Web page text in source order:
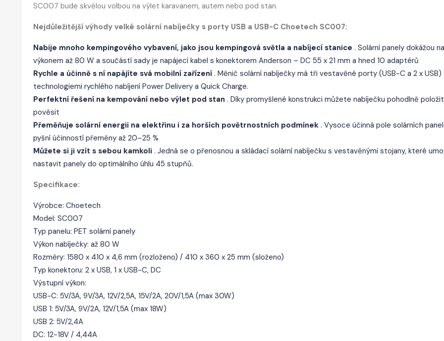
SC007 bude skvělou volbou na výlet karavanem, autem nebo pod stan.
Nejdůležitější výhody velké solární nabíječky s porty USB a USB-C Choetech SC007:
Nabije mnoho kempingového vybavení, jako jsou kempingová světla a nabíjecí stanice . Solární panely dokážou
výkonem až 80 W a součástí sady je napájecí kabel s konektorem Anderson – DC 55 x 21 mm a hned 10 adaptérů
Rychle a účinně s ní napájíte svá mobilní zařízení . Měnič solární nabíječky má tři vestavěné porty (USB-C a 2 x USB)
technologiemi rychlého nabíjení Power Delivery a Quick Charge.
Perfektní řešení na kempování nebo výlet pod stan . Díky promyšlené konstrukci můžete nabíječku pohodlně
pověsit
Přeměňuje solární energii na elektřinu i za horších povětrnostních podmínek . Vysoce účinná pole solárních
pyšní účinností přeměny až 20–25 %
Můžete si ji vzít s sebou kamkoli . Jedná se o přenosnou a skládací solární nabíječku s vestavěnými stojany, které
nastavit panely do optimálního úhlu 45 stupňů.
Specifikace:
Výrobce: Choetech
Model: SC007
Typ panelu: PET solární panely
Výkon nabíječky: až 80 W
Rozměry: 1580 x 410 x 4,6 mm (rozloženo) / 410 x 360 x 25 mm (složeno)
Typ konektoru: 2 x USB, 1 x USB-C, DC
Výstupní výkon:
USB-C: 5V/3A, 9V/3A, 12V/2,5A, 15V/2A, 20V/1,5A (max 30W)
USB 1: 5V/3A, 9V/2A, 12V/1,5A (max 18W)
USB 2: 5V/2,4A
DC: 12-18V / 4,44A